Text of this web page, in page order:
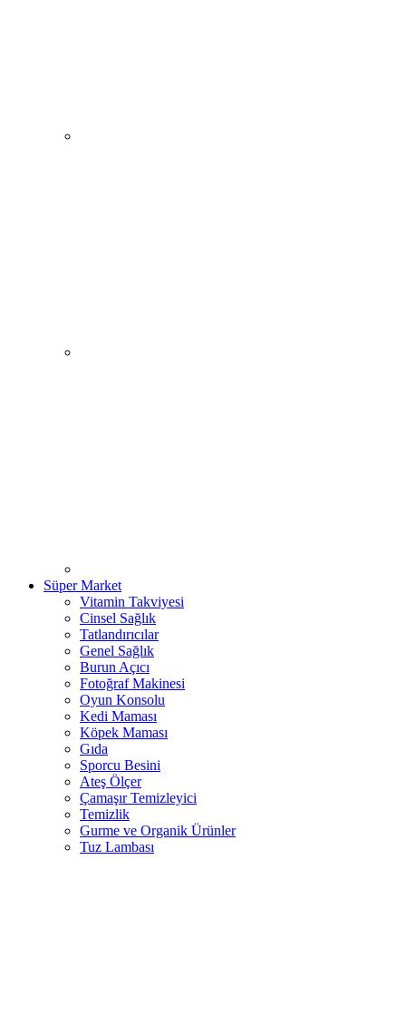
Süper Market
Vitamin Takviyesi
Cinsel Sağlık
Tatlandırıcılar
Genel Sağlık
Burun Açıcı
Fotoğraf Makinesi
Oyun Konsolu
Kedi Maması
Köpek Maması
Gıda
Sporcu Besini
Ateş Ölçer
Çamaşır Temizleyici
Temizlik
Gurme ve Organik Ürünler
Tuz Lambası